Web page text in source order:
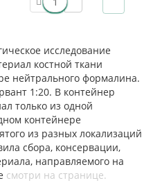
исследование
костной ткани
нейтрального формалина.
1:20. В контейнер
только из одной
контейнере
из разных локализаций
сбора, консервации,
направляемого на
смотри на странице.